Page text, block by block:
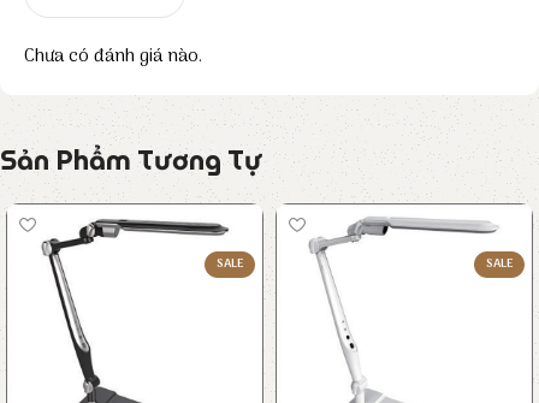
Chưa có đánh giá nào.
Sản Phẩm Tương Tự
SALE SALE